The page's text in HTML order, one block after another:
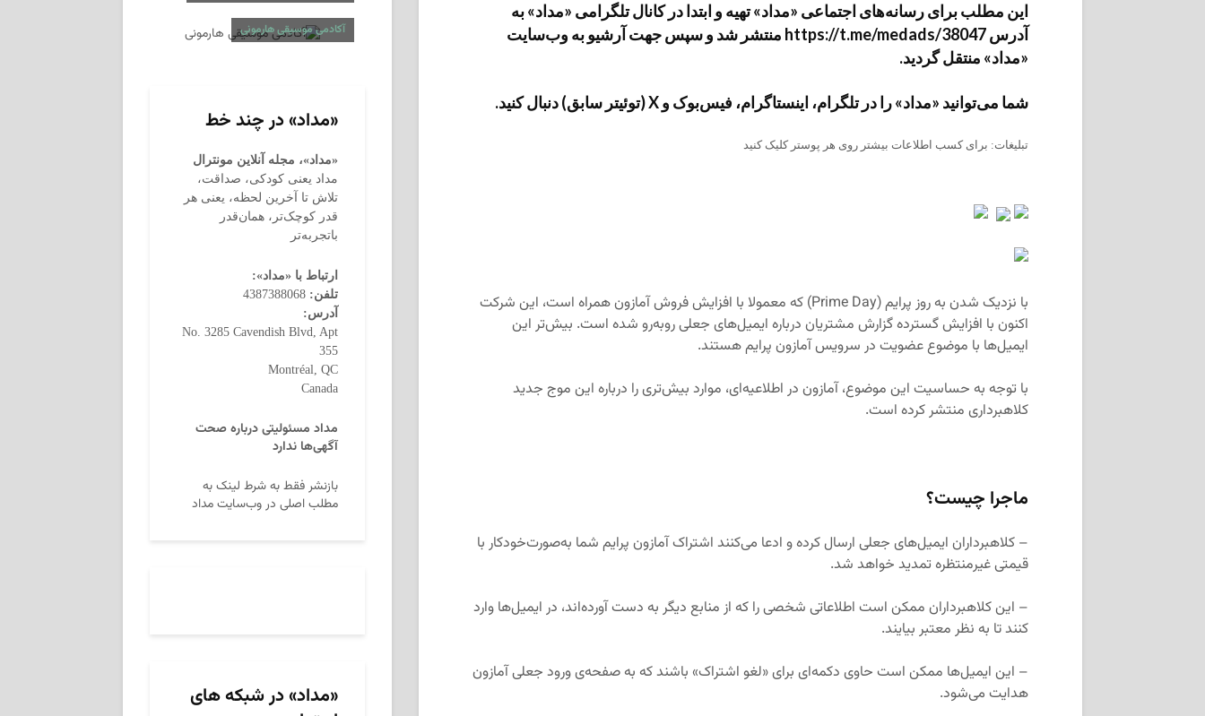
این مطلب برای رسانه‌های اجتماعی «مداد» تهیه و ابتدا در کانال تلگرامی «مداد» به
آدرس https://t.me/medads/38047 منتشر شد و سپس جهت آرشیو به وب‌سایت
«مداد» منتقل گردید.
شما می‌توانید «مداد» را در تلگرام، اینستاگرام، فیس‌بوک و X (توئیتر سابق) دنبال کنید.
تبلیغات: برای کسب اطلاعات بیشتر روی هر پوستر کلیک کنید
با نزدیک شدن به روز پرایم (Prime Day) که معمولا با افزایش فروش آمازون همراه است، این شرکت
اکنون با افزایش گسترده گزارش مشتریان درباره ایمیل‌های جعلی روبه‌رو شده است. بیش‌تر این
ایمیل‌ها با موضوع عضویت در سرویس آمازون پرایم هستند.
با توجه به حساسیت این موضوع، آمازون در اطلاعیه‌ای، موارد بیش‌تری را درباره این موج جدید
کلاهبرداری منتشر کرده است.
ماجرا چیست؟
– کلاهبرداران ایمیل‌های جعلی ارسال کرده و ادعا می‌کنند اشتراک آمازون پرایم شما به‌صورت‌خودکار با
قیمتی غیرمنتظره تمدید خواهد شد.
– این کلاهبرداران ممکن است اطلاعاتی شخصی را که از منابع دیگر به دست آورده‌اند، در ایمیل‌ها وارد
کنند تا به نظر معتبر بیایند.
– این ایمیل‌ها ممکن است حاوی دکمه‌ای برای «لغو اشتراک» باشند که به صفحه‌ی ورود جعلی آمازون
هدایت می‌شود.
آکادمی موسیقی هارمونی
«مداد» در چند خط
«مداد»، مجله آنلاین مونترال
مداد یعنی کودکی، صداقت،
تلاش تا آخرین لحظه، یعنی هر
قدر کوچک‌تر، همان‌قدر
باتجربه‌تر
ارتباط با «مداد»:
تلفن:
آدرس:
No. 3285 Cavendish Blvd, Apt
355
Montréal, QC
Canada
مداد مسئولیتی درباره صحت
آگهی‌ها ندارد
بازنشر فقط به شرط لینک به
مطلب اصلی در وب‌سایت مداد
«مداد» در شبکه های